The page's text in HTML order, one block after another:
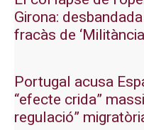
Girona:
fracàs de
Portugal acusa
“efecte crida”
regulació”